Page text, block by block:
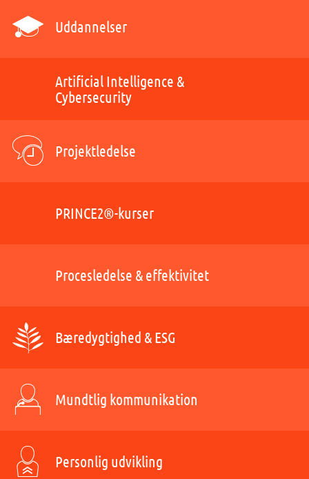
Uddannelser
Artificial Intelligence &
Cybersecurity
Projektledelse
PRINCE2®-kurser
Procesledelse & effektivitet
Bæredygtighed & ESG
Mundtlig kommunikation
Personlig udvikling